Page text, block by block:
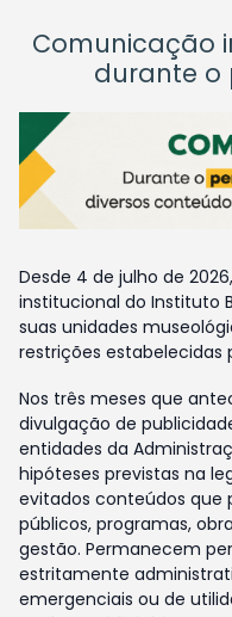
Comunicação
durante o
Desde 4 de julho de
institucional do Instituto
suas unidades
restrições estabelecidas
Nos três meses que
divulgação de
entidades da
hipóteses previstas na
evitados conteúdos que
públicos, programas,
gestão. Permanecem
estritamente
emergenciais ou de